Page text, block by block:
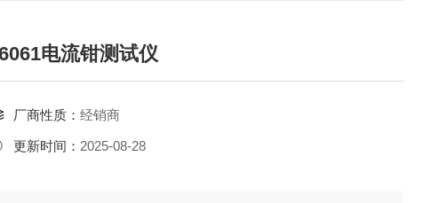
电流钳测试仪
厂商性质： 经销商
更新时间： 2025-08-28